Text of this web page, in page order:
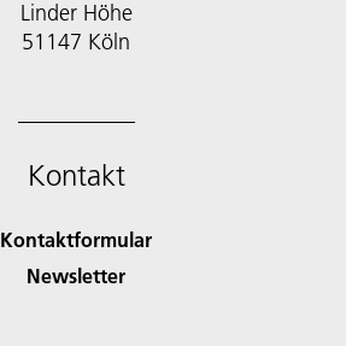
Linder Höhe
51147 Köln
Kontakt
Kontaktformular
Newsletter